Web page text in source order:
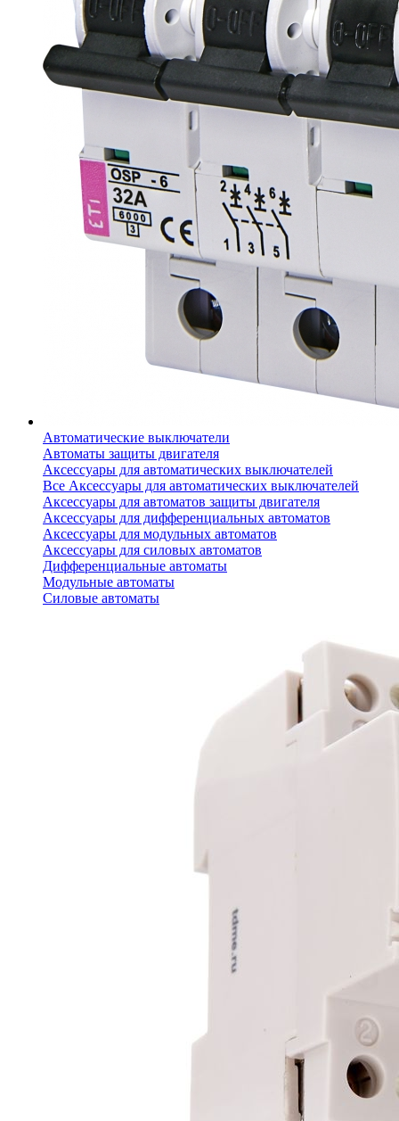
Автоматические выключатели
Автоматы защиты двигателя
Аксессуары для автоматических выключателей
Все Аксессуары для автоматических выключателей
Аксессуары для автоматов защиты двигателя
Аксессуары для дифференциальных автоматов
Аксессуары для модульных автоматов
Аксессуары для силовых автоматов
Дифференциальные автоматы
Модульные автоматы
Силовые автоматы